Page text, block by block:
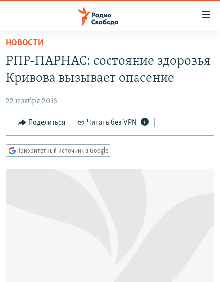
упрощенного
доступа
Вернуться
основному
Вернутся
главной
навигации
Вернутся
АВТОРСКИЕ ПРОЕКТЫ
ЦИТАТЫ СВОБОДЫ
МНЕНИЯ
IDEL.РЕАЛИИ
НОВОСТИ
РПР-ПАРНАС: состояние здоровья
Кривова вызывает опасение
22 ноября 2013
Поделиться Читать без VPN
Приоритетный источник в Google